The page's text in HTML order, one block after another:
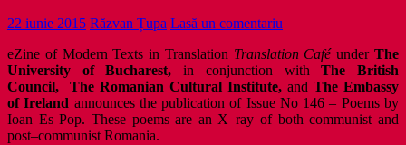
22 iunie 2015 Răzvan Țupa Lasă un comentariu
eZine of Modern Texts in Translation Translation CaféunderThe
University of Bucharest, in conjunction withThe British
Council, The Romanian Cultural Institute, and The Embassy
of Ireland announces the publication of Issue No 146 – Poems by
Ioan Es Pop. These poems are an X–ray of both communist and
post–communist Romania.